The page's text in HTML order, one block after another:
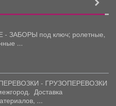
- ЗАБОРЫ под ключ; ролетные,
...
- ГРУЗОПЕРЕВОЗКИ
Доставка
...